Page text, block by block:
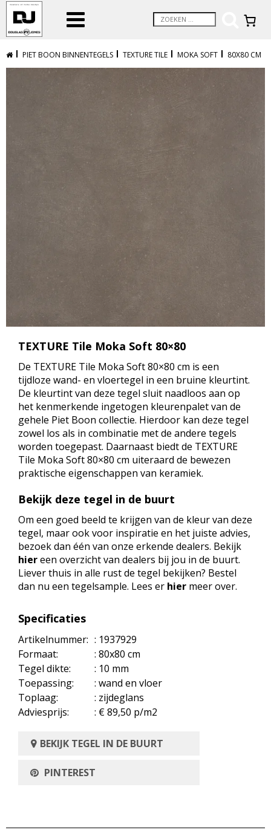
PIET BOON BINNENTEGELS TEXTURE TILE MOKA SOFT 80X80 CM
TEXTURE Tile Moka Soft 80×80
De TEXTURE Tile Moka Soft 80×80 cm is een
tijdloze wand- en vloertegel in een bruine kleurtint.
De kleurtint van deze tegel sluit naadloos aan op
het kenmerkende ingetogen kleurenpalet van de
gehele Piet Boon collectie. Hierdoor kan deze tegel
zowel los als in combinatie met de andere tegels
worden toegepast. Daarnaast biedt de TEXTURE
Tile Moka Soft 80×80 cm uiteraard de bewezen
praktische eigenschappen van keramiek.
Bekijk deze tegel in de buurt
Om een goed beeld te krijgen van de kleur van deze
tegel, maar ook voor inspiratie en het juiste advies,
bezoek dan één van onze erkende dealers. Bekijk
hiereen overzicht van dealers bij jou in de buurt.
Liever thuis in alle rust de tegel bekijken? Bestel
dan nu een tegelsample. Lees er hier meer over.
Specificaties
Artikelnummer: : 1937929
Formaat:
: 80x80 cm
Tegel dikte:
: 10 mm
Toepassing:
: wand en vloer
Toplaag:
: zijdeglans
Adviesprijs:
: € 89,50 p/m2
BEKIJK TEGEL IN DE BUURT
PINTEREST